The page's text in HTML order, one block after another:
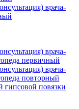
врача-
врача-
первичный
врача-
повторный
гипсовой повязки